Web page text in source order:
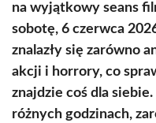
na wyjątkowy seans
sobotę, 6 czerwca
znalazły się zarówno
akcji i horrory, co
znajdzie coś dla
różnych godzinach,